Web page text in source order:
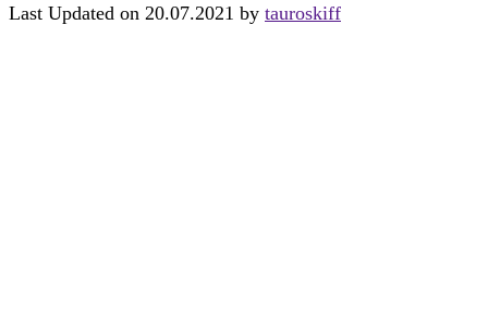
Last Updated on 20.07.2021 by tauroskiff